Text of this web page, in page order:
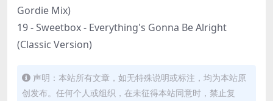
Gordie Mix)
19 - Sweetbox - Everything's Gonna Be Alright
(Classic Version)
声明：本站所有文章，如无特殊说明或标注，均为本站原
创发布。任何个人或组织，在未征得本站同意时，禁止复